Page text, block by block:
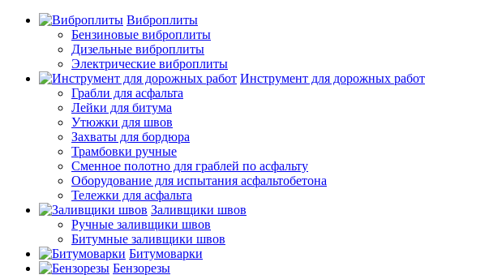
Виброплиты
Бензиновые виброплиты
Дизельные виброплиты
Электрические виброплиты
Инструмент для дорожных работ
Грабли для асфальта
Лейки для битума
Утюжки для швов
Захваты для бордюра
Трамбовки ручные
Сменное полотно для граблей по асфальту
Оборудование для испытания асфальтобетона
Тележки для асфальта
Заливщики швов
Ручные заливщики швов
Битумные заливщики швов
Битумоварки
Бензорезы